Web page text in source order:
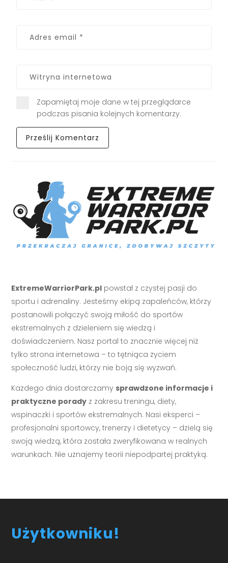
Zapamiętaj moje dane w tej przeglądarce
podczas pisania kolejnych komentarzy.
ExtremeWarriorPark.pl powstał z czystej pasji do
sportu i adrenaliny. Jesteśmy ekipą zapaleńców, którzy
postanowili połączyć swoją miłość do sportów
ekstremalnych z dzieleniem się wiedzą i
doświadczeniem. Nasz portal to znacznie więcej niż
tylko strona internetowa – to tętniąca życiem
społeczność ludzi, którzy nie boją się wyzwań.
Każdego dnia dostarczamy sprawdzone informacje i
praktyczne porady z zakresu treningu, diety,
wspinaczki i sportów ekstremalnych. Nasi eksperci –
profesjonalni sportowcy, trenerzy i dietetycy – dzielą się
swoją wiedzą, która została zweryfikowana w realnych
warunkach. Nie uznajemy teorii niepodpartej praktyką.
Użytkowniku!